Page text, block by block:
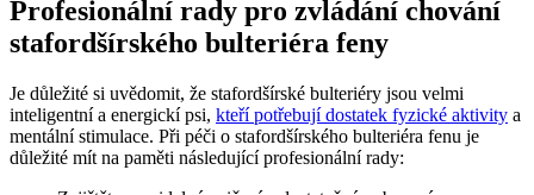
Profesionální rady pro zvládání chování
stafordšírského bulteriéra feny
Je důležité si uvědomit, že stafordšírské bulteriéry jsou velmi
inteligentní a energickí psi, kteří potřebují dostatek fyzické aktivity a
mentální stimulace. Při péči o stafordšírského bulteriéra fenu je
důležité mít na paměti následující profesionální rady: